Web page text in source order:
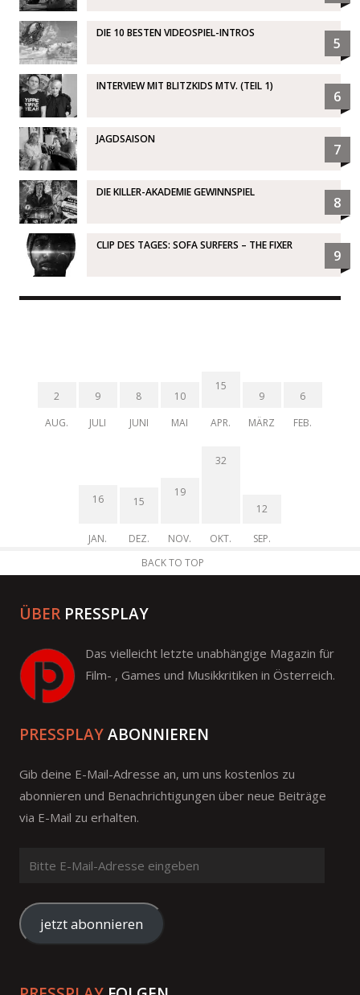
DIE 10 BESTEN VIDEOSPIEL-INTROS
5
INTERVIEW MIT BLITZKIDS MTV. (TEIL 1)
6
JAGDSAISON
7
DIE KILLER-AKADEMIE GEWINNSPIEL
8
CLIP DES TAGES: SOFA SURFERS – THE FIXER
9
2
AUG.
9
JULI
8
JUNI
10
MAI
15
APR.
9
MÄRZ
6
FEB.
16
JAN.
15
DEZ.
19
NOV.
32
OKT.
12
SEP.
BACK TO TOP
ÜBER PRESSPLAY
Das vielleicht letzte unabhängige Magazin für
Film- , Games und Musikkritiken in Österreich.
PRESSPLAYABONNIEREN
Gib deine E-Mail-Adresse an, um uns kostenlos zu
abonnieren und Benachrichtigungen über neue Beiträge
via E-Mail zu erhalten.
Mail-
Adresse
eingeben
jetzt abonnieren